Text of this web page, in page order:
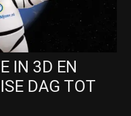
IN 3D EN
DAG TOT